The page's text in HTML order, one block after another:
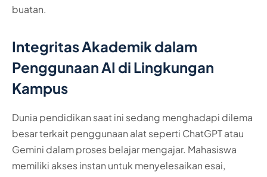
buatan.
Integritas Akademik dalam
Penggunaan AI di Lingkungan
Kampus
Dunia pendidikan saat ini sedang menghadapi dilema
besar terkait penggunaan alat seperti ChatGPT atau
Gemini dalam proses belajar mengajar. Mahasiswa
memiliki akses instan untuk menyelesaikan esai,